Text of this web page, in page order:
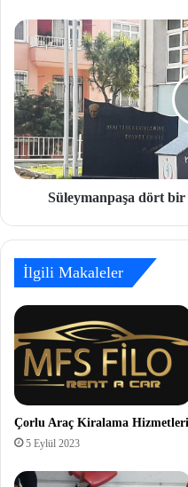
Süleymanpaşa dört
İlgili Makaleler
Çorlu Araç Kiralama Hizmetleri
5 Eylül 2023